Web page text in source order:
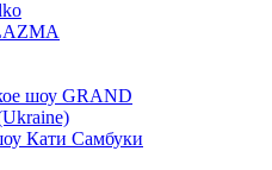
шоу GRAND
Кати Самбуки